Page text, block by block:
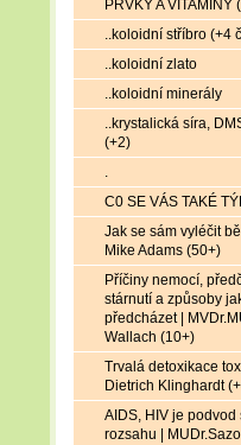
PRVKY A VITAMÍNY
..koloidní stříbro (+4
..koloidní zlato
..koloidní minerály
..krystalická síra,
(+2)
.
C0 SE VÁS TAKÉ
Jak se sám vyléčit
Mike Adams (50+)
Příčiny nemocí,
stárnutí a způsoby
předcházet |
Wallach (10+)
Trvalá detoxikace
Dietrich Klinghardt
AIDS, HIV je podvod
rozsahu |